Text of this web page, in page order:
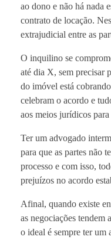
ao dono e não há nada
contrato de locação.
extrajudicial entre as
O inquilino se
até dia X, sem precisar
do imóvel está
celebram o acordo e
aos meios jurídicos para
Ter um advogado
para que as partes não
processo e com isso,
prejuízos no acordo
Afinal, quando existe
as negociações tendem
o ideal é sempre ter um